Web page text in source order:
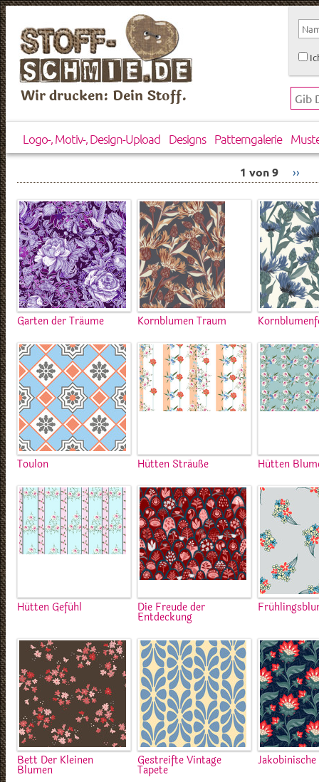
Wir drucken: Dein Stoff.
Logo-, Motiv-, Design-Upload Designs Patterngalerie
1 von 9 ››
Garten der Träume Kornblumen Traum
Toulon Hütten Sträuße Hütten
Hütten Gefühl Die Freude der
Entdeckung
Bett Der Kleinen
Blumen
Gestreifte Vintage
Tapete
Jakobinische